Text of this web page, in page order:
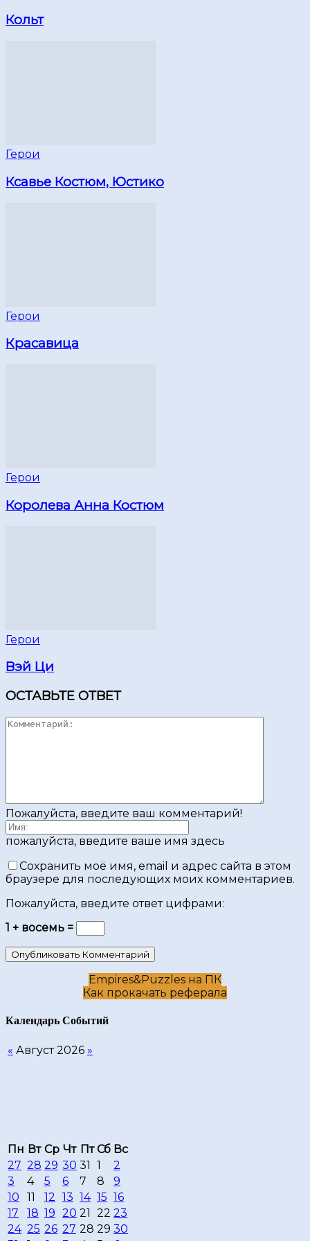
Кольт
Герои
Ксавье Костюм, Юстико
Герои
Красавица
Герои
Королева Анна Костюм
Герои
Вэй Ци
ОСТАВЬТЕ ОТВЕТ
Пожалуйста, введите ваш комментарий!
пожалуйста, введите ваше имя здесь
Сохранить моё имя, email и адрес сайта в этом
браузере для последующих моих комментариев.
Пожалуйста, введите ответ цифрами:
1 + восемь =
Empires&Puzzles на ПК
Как прокачать реферала
Календарь Cобытий
« Август 2026 »
Пн Вт Ср Чт Пт Сб Вс
27 28 29 30 31 1
2
3
4 5 6 7 8
9
10
11 12 13 14 15 16
17
18 19 20 21 22 23
24 25 26 27 28 29 30